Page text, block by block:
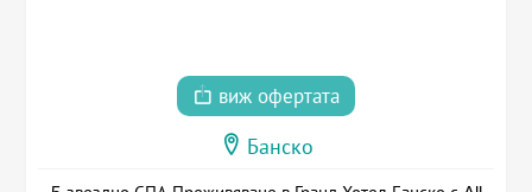
виж офертата
Банско